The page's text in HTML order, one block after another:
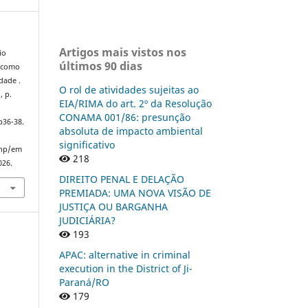
.
p.
38.
em
Artigos mais vistos nos
últimos 90 dias
O rol de atividades sujeitas ao
EIA/RIMA do art. 2º da Resolução
CONAMA 001/86: presunção
absoluta de impacto ambiental
significativo
218
DIREITO PENAL E DELAÇÃO
PREMIADA: UMA NOVA VISÃO DE
JUSTIÇA OU BARGANHA
JUDICIÁRIA?
193
APAC: alternative in criminal
execution in the District of Ji-
Paraná/RO
179